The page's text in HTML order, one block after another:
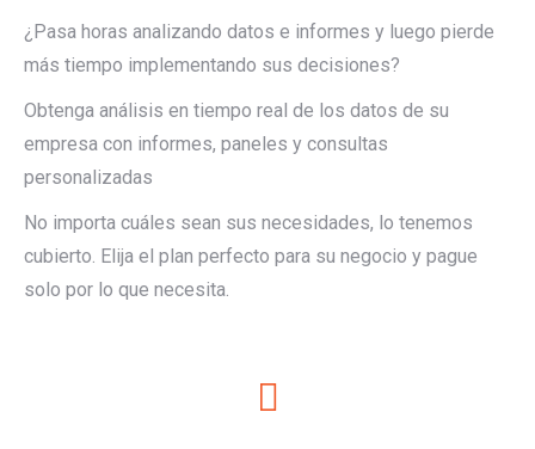
¿Pasa horas analizando datos e informes y luego pierde
más tiempo implementando sus decisiones?
Obtenga análisis en tiempo real de los datos de su
empresa con informes, paneles y consultas
personalizadas
No importa cuáles sean sus necesidades, lo tenemos
cubierto. Elija el plan perfecto para su negocio y pague
solo por lo que necesita.